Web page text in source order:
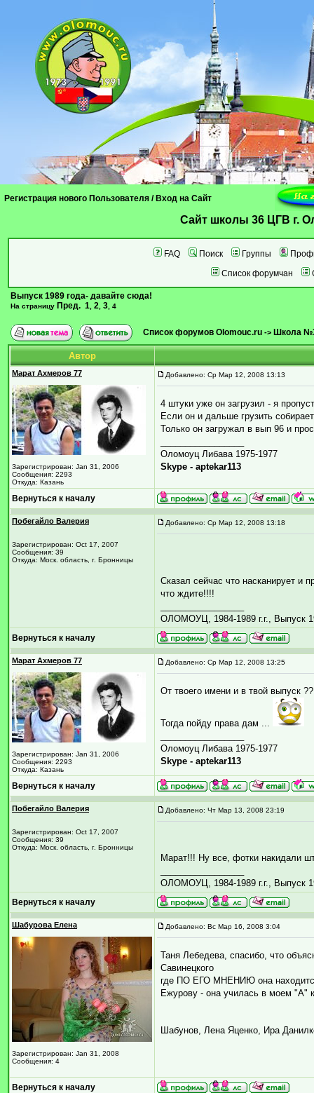
Регистрация нового Пользователя / Вход на Сайт
Cайт школы 36 ЦГВ г.
FAQ Поиск Группы
Список форумчан
Выпуск 1989 года- давайте сюда!
На страницу Пред. 1 2 3 4
Список форумов Olomouc.ru -> Школа
Автор
Марат Ахмеров 77
Зарегистрирован: Jan 31, 2006
Сообщения: 2293
Откуда: Казань
Добавлено: Ср Мар 12, 2008 13:13
4 штуки уже он загрузил - я
Если он и дальше грузить
Только он загружал в вып 96 и
Оломоуц Либава 1975-1977
Skype - aptekar113
Вернуться к началу
Побегайло Валерия
Зарегистрирован: Oct 17, 2007
Сообщения: 39
Откуда: Моск. область, г. Бронницы
Добавлено: Ср Мар 12, 2008 13:18
Cказал сейчас что насканирует и
что ждите!!!!
ОЛОМОУЦ, 1984-1989 г.г., Выпуск
Вернуться к началу
Марат Ахмеров 77
Зарегистрирован: Jan 31, 2006
Сообщения: 2293
Откуда: Казань
Добавлено: Ср Мар 12, 2008 13:25
От твоего имени и в твой выпуск ??
Тогда пойду права дам ...
Оломоуц Либава 1975-1977
Skype - aptekar113
Вернуться к началу
Побегайло Валерия
Зарегистрирован: Oct 17, 2007
Сообщения: 39
Откуда: Моск. область, г. Бронницы
Добавлено: Чт Мар 13, 2008 23:19
Марат!!! Ну все, фотки накидали
ОЛОМОУЦ, 1984-1989 г.г., Выпуск
Вернуться к началу
Шабурова Елена
Зарегистрирован: Jan 31, 2008
Сообщения: 4
Добавлено: Вс Мар 16, 2008 3:04
Таня Лебедева, спасибо, что
Савинецкого
где ПО ЕГО МНЕНИЮ она
Ежурову - она училась в моем "А"
Шабунов, Лена Яценко, Ира
Вернуться к началу